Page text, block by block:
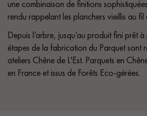
Obtenez un devis
une combinaison de finitions
rendu rappelant les planchers vieillis au fil
Depuis l’arbre, jusqu’au produit fini prêt
étapes de la fabrication du Parquet sont
ateliers Chêne de L'Est. Parquets en
en France et issus de Forêts Eco-gérées.